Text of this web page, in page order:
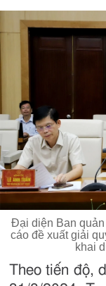
Đại diện Ban
cáo đề xuất giải
khai
Theo tiến độ,